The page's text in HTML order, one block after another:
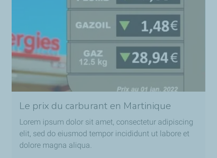
Le prix du carburant en Martinique
Lorem ipsum dolor sit amet, consectetur adipiscing
elit, sed do eiusmod tempor incididunt ut labore et
dolore magna aliqua.